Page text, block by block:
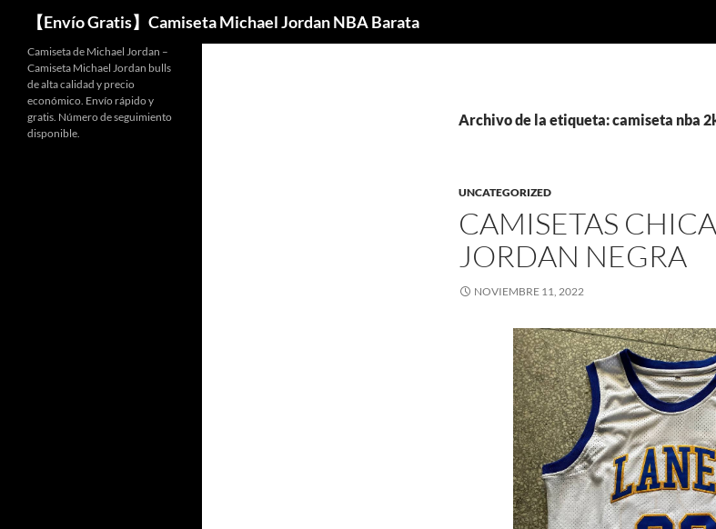
【Envío Gratis】Camiseta Michael Jordan NBA Barata
Buscar
Archivo de la etiqueta: camiseta nba
UNCATEGORIZED
CAMISETAS
JORDAN NEGRA
NOVIEMBRE 11, 2022
Camiseta de Michael Jordan –
Camiseta Michael Jordan bulls
de alta calidad y precio
económico. Envío rápido y
gratis. Número de seguimiento
disponible.